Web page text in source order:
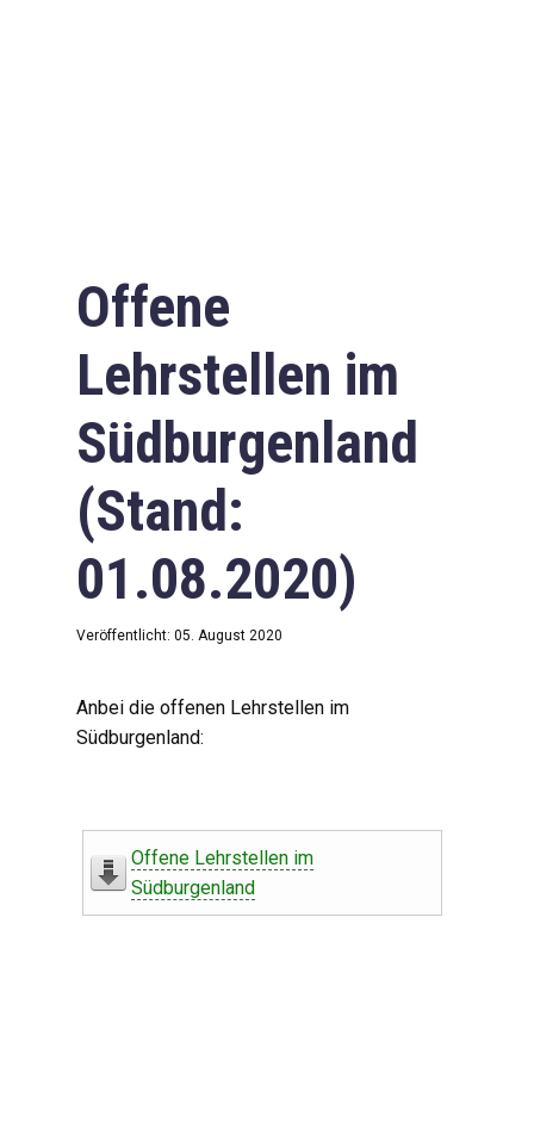
Offene
Lehrstellen im
Südburgenland
(Stand:
01.08.2020)
Veröffentlicht: 05. August 2020
Anbei die offenen Lehrstellen im
Südburgenland:
Offene Lehrstellen im
Südburgenland